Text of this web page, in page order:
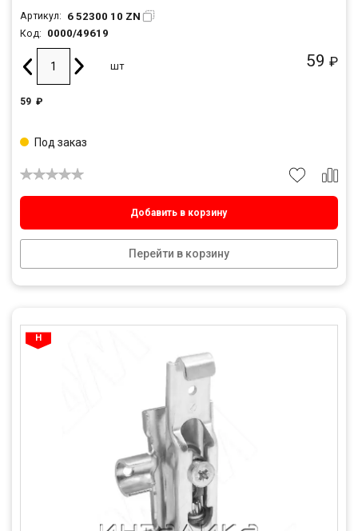
Артикул: 6 52300 10 ZN
Код: 0000/49619
59 ₽
шт
59 ₽
Добавить в корзину
Перейти в корзину
Под заказ